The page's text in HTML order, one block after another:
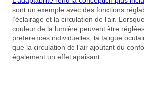
sont un exemple avec des fonctions
l’éclairage et la circulation de l’air.
couleur de la lumière peuvent être
préférences individuelles, la fatigue
que la circulation de l’air ajoutant du
également un effet apaisant.